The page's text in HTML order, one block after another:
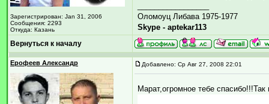
Зарегистрирован: Jan 31, 2006
Сообщения: 2293
Откуда: Казань
Оломоуц Либава 1975-1977
Skype - aptekar113
Вернуться к началу
Ерофеев Александр Добавлено: Ср Авг 27, 2008 22:01
Марат,огромное тебе